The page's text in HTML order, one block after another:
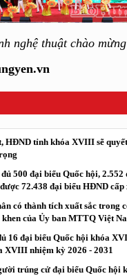
nghệ thuật chào
HĐND tỉnh khóa XVIII sẽ
500 đại biểu Quốc hội,
72.438 đại biểu HĐND cấp
có thành tích xuất sắc trong
của Ủy ban MTTQ Việt
16 đại biểu Quốc hội khóa
XVIII nhiệm kỳ 2026 - 2031
trúng cử đại biểu Quốc hội